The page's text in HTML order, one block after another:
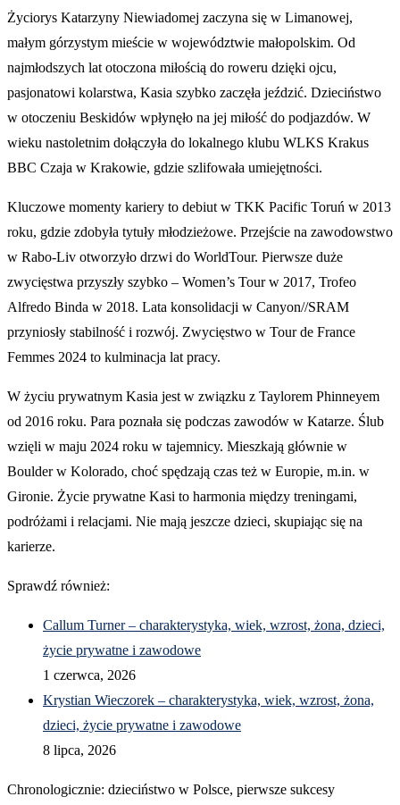
Życiorys Katarzyny Niewiadomej zaczyna się w Limanowej,
małym górzystym mieście w województwie małopolskim. Od
najmłodszych lat otoczona miłością do roweru dzięki ojcu,
pasjonatowi kolarstwa, Kasia szybko zaczęła jeździć. Dzieciństwo
w otoczeniu Beskidów wpłynęło na jej miłość do podjazdów. W
wieku nastoletnim dołączyła do lokalnego klubu WLKS Krakus
BBC Czaja w Krakowie, gdzie szlifowała umiejętności.
Kluczowe momenty kariery to debiut w TKK Pacific Toruń w 2013
roku, gdzie zdobyła tytuły młodzieżowe. Przejście na zawodowstwo
w Rabo-Liv otworzyło drzwi do WorldTour. Pierwsze duże
zwycięstwa przyszły szybko – Women’s Tour w 2017, Trofeo
Alfredo Binda w 2018. Lata konsolidacji w Canyon//SRAM
przyniosły stabilność i rozwój. Zwycięstwo w Tour de France
Femmes 2024 to kulminacja lat pracy.
W życiu prywatnym Kasia jest w związku z Taylorem Phinneyem
od 2016 roku. Para poznała się podczas zawodów w Katarze. Ślub
wzięli w maju 2024 roku w tajemnicy. Mieszkają głównie w
Boulder w Kolorado, choć spędzają czas też w Europie, m.in. w
Gironie. Życie prywatne Kasi to harmonia między treningami,
podróżami i relacjami. Nie mają jeszcze dzieci, skupiając się na
karierze.
Sprawdź również:
Callum Turner – charakterystyka, wiek, wzrost, żona, dzieci,
życie prywatne i zawodowe
1 czerwca, 2026
Krystian Wieczorek – charakterystyka, wiek, wzrost, żona,
dzieci, życie prywatne i zawodowe
8 lipca, 2026
Chronologicznie: dzieciństwo w Polsce, pierwsze sukcesy